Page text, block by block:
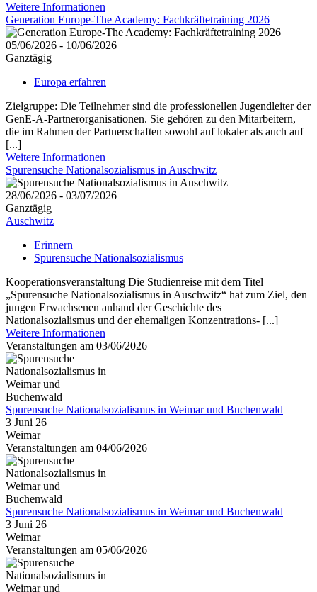
Weitere Informationen
Generation Europe-The Academy: Fachkräftetraining 2026
05/06/2026 - 10/06/2026
Ganztägig
Europa erfahren
Zielgruppe: Die Teilnehmer sind die professionellen Jugendleiter der
GenE-A-Partnerorganisationen. Sie gehören zu den Mitarbeitern,
die im Rahmen der Partnerschaften sowohl auf lokaler als auch auf
[...]
Weitere Informationen
Spurensuche Nationalsozialismus in Auschwitz
28/06/2026 - 03/07/2026
Ganztägig
Auschwitz
Erinnern
Spurensuche Nationalsozialismus
Kooperationsveranstaltung Die Studienreise mit dem Titel
„Spurensuche Nationalsozialismus in Auschwitz“ hat zum Ziel, den
jungen Erwachsenen anhand der Geschichte des
Nationalsozialismus und der ehemaligen Konzentrations- [...]
Weitere Informationen
Veranstaltungen am 03/06/2026
Spurensuche Nationalsozialismus in Weimar und Buchenwald
3 Juni 26
Weimar
Veranstaltungen am 04/06/2026
Spurensuche Nationalsozialismus in Weimar und Buchenwald
3 Juni 26
Weimar
Veranstaltungen am 05/06/2026